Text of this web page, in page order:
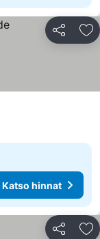
Jaa
Katso hinnat
Jaa